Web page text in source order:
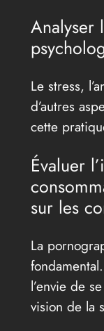
Analyser
Le stress,
d’autres
cette
Évaluer
sur les
La
l’envie de
vision de la